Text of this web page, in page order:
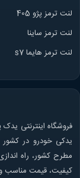
لنت ترمز پژو 405
لنت ترمز ساینا
لنت ترمز هایما s7
فروشگاه اینترنتی
یدکی خودرو در کشور
مطرح کشور، راه
کیفیت، قیمت مناسب